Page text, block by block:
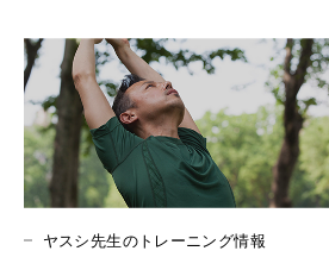
ヤスシ先生のトレーニング情報